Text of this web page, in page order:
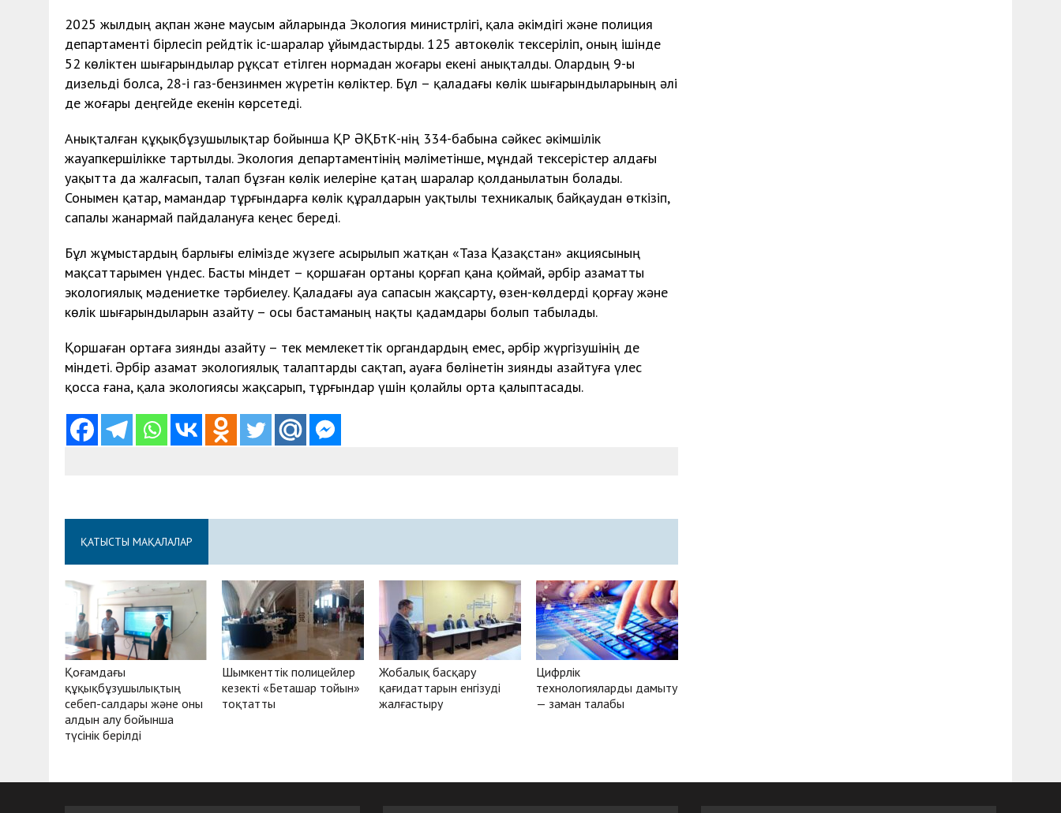
2025 жылдың ақпан және маусым айларында Экология министрлігі, қала әкімдігі және полиция
департаменті бірлесіп рейдтік іс-шаралар ұйымдастырды. 125 автокөлік тексеріліп, оның ішінде
52 көліктен шығарындылар рұқсат етілген нормадан жоғары екені анықталды. Олардың 9-ы
дизельді болса, 28-і газ-бензинмен жүретін көліктер. Бұл – қаладағы көлік шығарындыларының әлі
де жоғары деңгейде екенін көрсетеді.
Анықталған құқықбұзушылықтар бойынша ҚР ӘҚБтК-нің 334-бабына сәйкес әкімшілік
жауапкершілікке тартылды. Экология департаментінің мәліметінше, мұндай тексерістер алдағы
уақытта да жалғасып, талап бұзған көлік иелеріне қатаң шаралар қолданылатын болады.
Сонымен қатар, мамандар тұрғындарға көлік құралдарын уақтылы техникалық байқаудан өткізіп,
сапалы жанармай пайдалануға кеңес береді.
Бұл жұмыстардың барлығы елімізде жүзеге асырылып жатқан «Таза Қазақстан» акциясының
мақсаттарымен үндес. Басты міндет – қоршаған ортаны қорғап қана қоймай, әрбір азаматты
экологиялық мәдениетке тәрбиелеу. Қаладағы ауа сапасын жақсарту, өзен-көлдерді қорғау және
көлік шығарындыларын азайту – осы бастаманың нақты қадамдары болып табылады.
Қоршаған ортаға зиянды азайту – тек мемлекеттік органдардың емес, әрбір жүргізушінің де
міндеті. Әрбір азамат экологиялық талаптарды сақтап, ауаға бөлінетін зиянды азайтуға үлес
қосса ғана, қала экологиясы жақсарып, тұрғындар үшін қолайлы орта қалыптасады.
ҚАТЫСТЫ МАҚАЛАЛАР
Қоғамдағы
құқықбұзушылықтың
себеп-салдары және оны
алдын алу бойынша
түсінік берілді
Шымкенттік полицейлер
кезекті «Беташар тойын»
тоқтатты
Жобалық басқару
қағидаттарын енгізуді
жалғастыру
Цифрлік
технологияларды дамыту
— заман талабы